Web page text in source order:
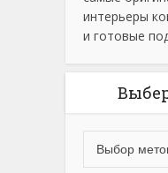
интерьеры
и готовые